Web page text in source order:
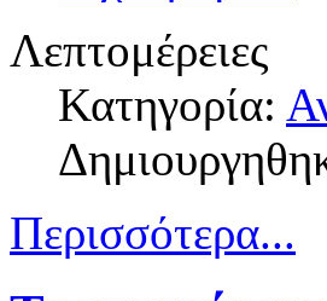
Λεπτομέρειες
Κατηγορία:
Περισσότερα...